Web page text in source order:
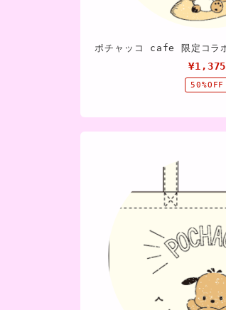
¥1,375
50%OFF